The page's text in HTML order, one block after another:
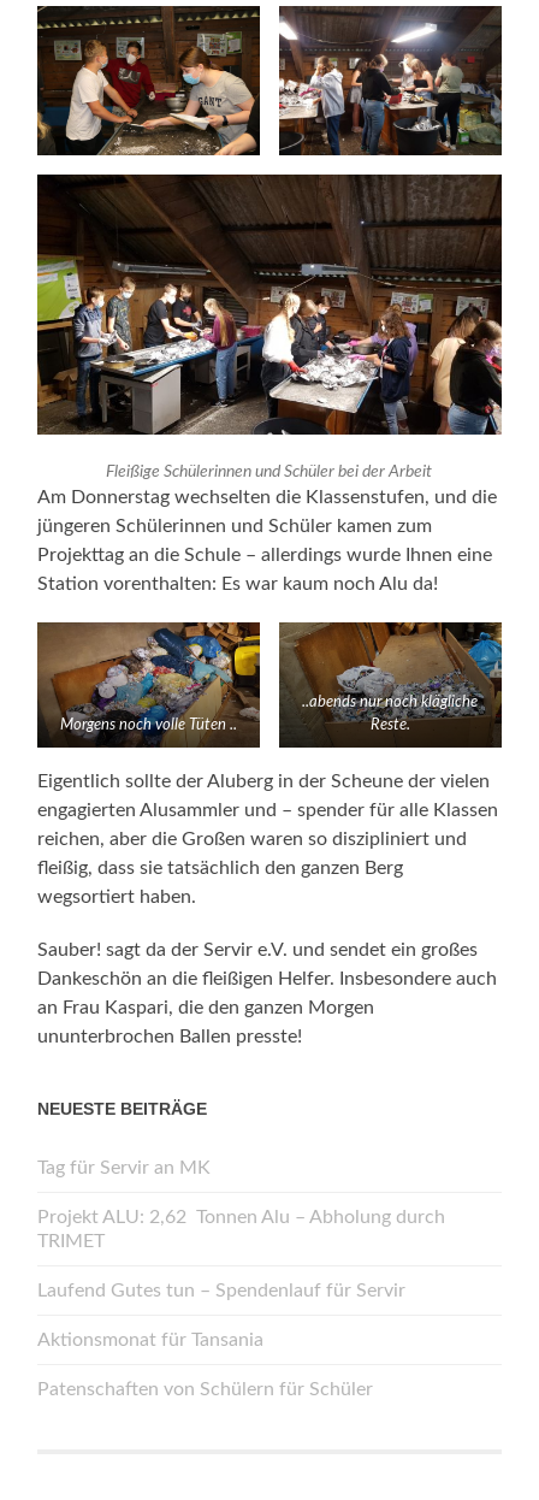
Fleißige Schülerinnen und Schüler bei der Arbeit
Am Donnerstag wechselten die Klassenstufen, und die
jüngeren Schülerinnen und Schüler kamen zum
Projekttag an die Schule – allerdings wurde Ihnen eine
Station vorenthalten: Es war kaum noch Alu da!
Morgens noch volle Tüten ..
..abends nur noch klägliche
Reste.
Eigentlich sollte der Aluberg in der Scheune der vielen
engagierten Alusammler und – spender für alle Klassen
reichen, aber die Großen waren so diszipliniert und
fleißig, dass sie tatsächlich den ganzen Berg
wegsortiert haben.
Sauber! sagt da der Servir e.V. und sendet ein großes
Dankeschön an die fleißigen Helfer. Insbesondere auch
an Frau Kaspari, die den ganzen Morgen
ununterbrochen Ballen presste!
NEUESTE BEITRÄGE
Tag für Servir an MK
Projekt ALU: 2,62 Tonnen Alu – Abholung durch
TRIMET
Laufend Gutes tun – Spendenlauf für Servir
Aktionsmonat für Tansania
Patenschaften von Schülern für Schüler